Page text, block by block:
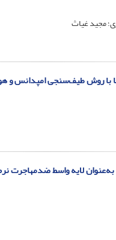
مجید غیاث
با روش طیف‌سنجی امپدانس
لایه واسط ضدمهاجرت